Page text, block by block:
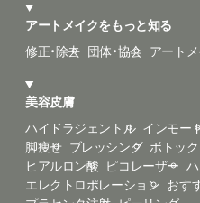
アートメイクをもっと知る
修正・除去 団体・協会 アート
美容皮膚
ハイドラジェントル インモー
脚痩せ ブレッシング ボトッ
ヒアルロン酸 ピコレーザー
エレクトロポレーション おす